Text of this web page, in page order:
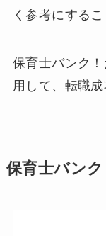
く参考にするこ
保育士バンク
用して、転職
保育士バン